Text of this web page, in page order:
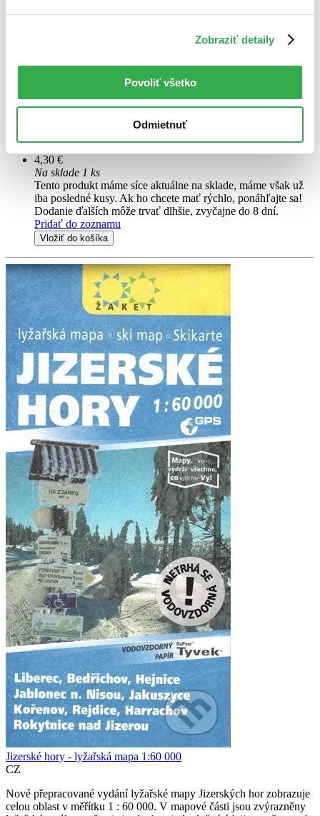
Zobraziť detaily
Povoliť všetko
Odmietnuť
4.aktualizované vydání lyžařské mapy Jizerských hor na
vodovzdorném neroztrhnutelném syntetickém materiálu DuPont™ -
Tyvek®. V mapové části jsou zvýrazněny lyžařské areály se všemi
4,30 €
Na sklade 1 ks
Tento produkt máme síce aktuálne na sklade, máme však už
iba posledné kusy. Ak ho chcete mať rýchlo, ponáhľajte sa!
Dodanie ďalších môže trvať dlhšie, zvyčajne do 8 dní.
Pridať do zoznamu
Vložiť do košíka
Jizerské hory - lyžařská mapa 1:60 000
CZ
Nové přepracované vydání lyžařské mapy Jizerských hor zobrazuje
celou oblast v měřítku 1 : 60 000. V mapové části jsou zvýrazněny